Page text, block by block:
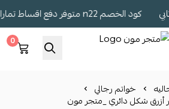
كود الخصم n22 متوفر دفع اقساط تمارا وتابي
0
خواتم رجالي
أزرق شكل دائري _متجر مون